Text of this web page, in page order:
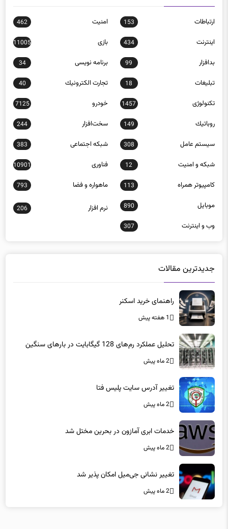
ارتباطات 153 امنيت 462
اينترنت 434 بازی 11005
بدافزار 99 برنامه نويسی 34
تبلیغات 18 تجارت الكترونيك 40
تکنولوژی 1457 خودرو 7125
روباتيك 149 سخت‌افزار 244
سيستم عامل 308 شبكه اجتماعی 383
شبكه و امنيت 12 فناوری 10901
كامپيوتر همراه 113 ماهواره و فضا 793
موبايل 890 نرم افزار 206
وب و اينترنت 307
جدیدترین مقالات
راهنمای خرید اسکنر
1 هفته پیش
تحلیل عملکرد رم‌های 128 گیگابایت در بارهای سنگین
2 ماه پیش
تغییر آدرس سایت پلیس فتا
2 ماه پیش
خدمات ابری آمازون در بحرین مختل شد
2 ماه پیش
تغییر نشانی جی‌میل امکان پذیر شد
2 ماه پیش